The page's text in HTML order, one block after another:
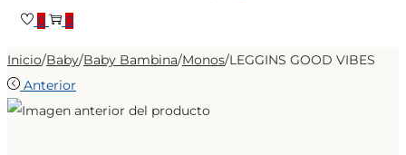
0 0
Inicio/Baby/Baby Bambina/Monos/LEGGINS GOOD VIBES
Anterior